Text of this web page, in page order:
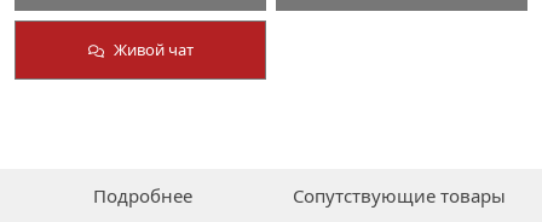
Живой чат
Подробнее Сопутствующие товары